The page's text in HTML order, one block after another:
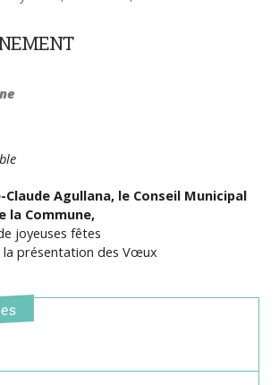
Agullana, le Conseil Municipal
la Commune,
joyeuses fêtes
présentation des Vœux